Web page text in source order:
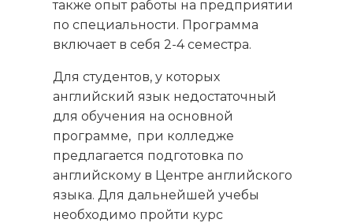
также опыт работы на предприятии
по специальности. Программа
включает в себя 2-4 семестра.
Для студентов, у которых
английский язык недостаточный
для обучения на основной
программе, при колледже
предлагается подготовка по
английскому в Центре английского
языка. Для дальнейшей учебы
необходимо пройти курс